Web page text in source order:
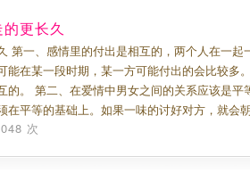
更长久
第一、感情里的付出是相互的，两个人在一起
能在某一段时期，某一方可能付出的会比较多
的。 第二、在爱情中男女之间的关系应该是
在平等的基础上。如果一味的讨好对方，就会
次